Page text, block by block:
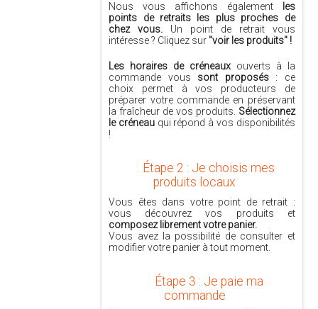
Nous vous affichons également
les
points de retraits les plus proches de
chez vous. Un point de retrait vous
intéresse ? Cliquez sur "voir les produits" !
Les horaires de créneauxouverts à la
commande vous sont proposés: ce
choix permet à vos producteurs de
préparer votre commande en préservant
la fraîcheur de vos produits. Sélectionnez
le créneau qui répond à vos disponibilités
!
Étape 2 : Je choisis mes
produits locaux
Vous êtes dans votre point de retrait :
vous découvrez vos produits et
composez librement votre panier.
Vous avez la possibilité de consulter et
modifier votre panier à tout moment.
Étape 3 : Je paie ma
commande